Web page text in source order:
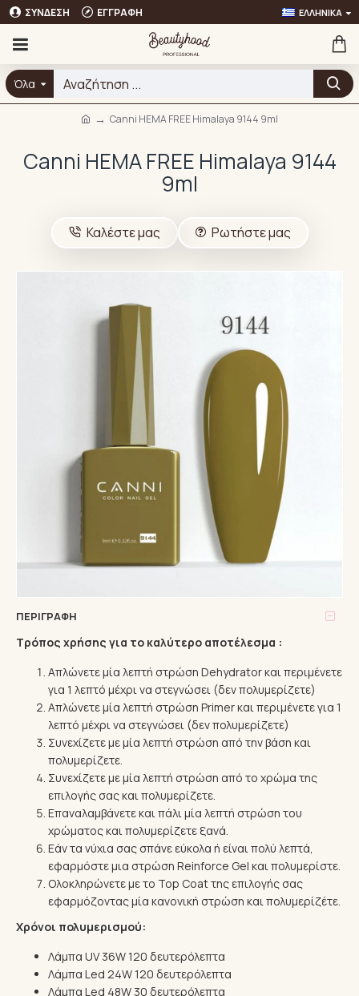
ΣΎΝΔΕΣΗ ΕΓΓΡΑΦΉ ΕΛΛΗΝΙΚΆ
Όλα
Canni HEMA FREE Himalaya 9144 9ml
Canni HEMA FREE Himalaya 9144
9ml
Καλέστε μας Ρωτήστε μας
ΠΕΡΙΓΡΑΦΉ
Τρόπος χρήσης για το καλύτερο αποτέλεσμα :
Απλώνετε μία λεπτή στρώση Dehydrator και περιμένετε
για 1 λεπτό μέχρι να στεγνώσει (δεν πολυμερίζετε)
Απλώνετε μία λεπτή στρώση Primer και περιμένετε για 1
λεπτό μέχρι να στεγνώσει (δεν πολυμερίζετε)
Συνεχίζετε με μία λεπτή στρώση από την βάση και
πολυμερίζετε.
Συνεχίζετε με μία λεπτή στρώση από το χρώμα της
επιλογής σας και πολυμερίζετε.
Επαναλαμβάνετε και πάλι μία λεπτή στρώση του
χρώματος και πολυμερίζετε ξανά.
Eάν τα νύχια σας σπάνε εύκολα ή είναι πολύ λεπτά,
εφαρμόστε μια στρώση Reinforce Gel και πολυμερίστε.
Ολοκληρώνετε με το Top Coat της επιλογής σας
εφαρμόζοντας μία κανονική στρώση και πολυμερίζέτε.
Χρόνοι πολυμερισμού:
Λάμπα UV 36W 120 δευτερόλεπτα
Λάμπα Led 24W 120 δευτερόλεπτα
Λάμπα Led 48W 30 δευτερόλεπτα